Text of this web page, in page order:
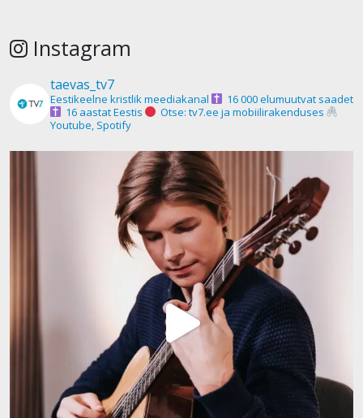
Instagram
taevas_tv7
Eestikeelne kristlik meediakanal
16 000 elumuutvat saadet
16 aastat Eestis
Otse: tv7.ee ja mobiilirakenduses
Youtube, Spotify